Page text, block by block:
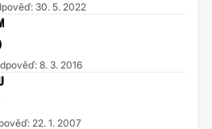
30. 5. 2022
8. 3. 2016
22. 1. 2007